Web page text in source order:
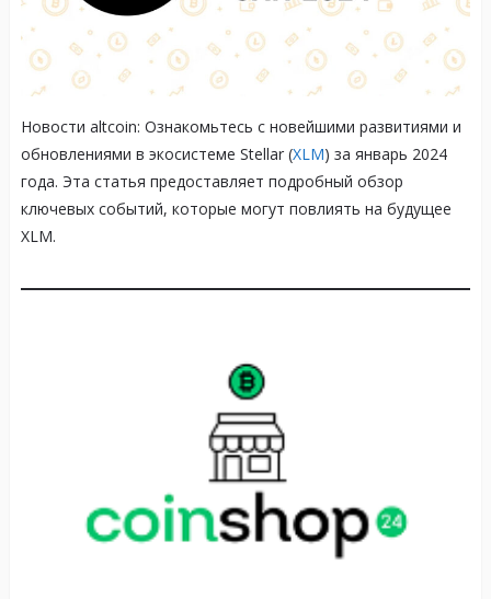
Новости altcoin: Ознакомьтесь с новейшими развитиями и
обновлениями в экосистеме Stellar (XLM) за январь 2024
года. Эта статья предоставляет подробный обзор
ключевых событий, которые могут повлиять на будущее
XLM.